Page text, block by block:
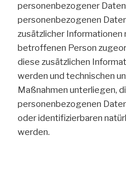
personenbezogener
personenbezogenen
zusätzlicher Informationen
betroffenen Person
diese zusätzlichen
werden und technischen
Maßnahmen unterliegen,
personenbezogenen
oder identifizierbaren
werden.